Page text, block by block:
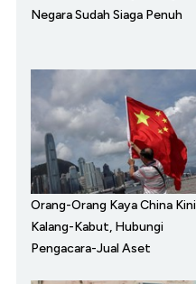
Negara Sudah Siaga Penuh
Orang-Orang Kaya China Kini
Kalang-Kabut, Hubungi
Pengacara-Jual Aset